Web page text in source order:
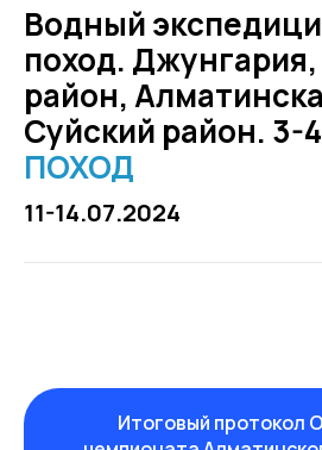
Водный
поход.
район,
Суйский район. 3-
ПОХОД
11-14.07.2024
Итоговый протокол